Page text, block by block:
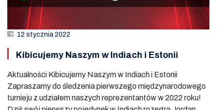
12 stycznia 2022
Kibicujemy Naszym w Indiach i Estonii
Aktualności Kibicujemy Naszym w Indiach i Estonii
Zapraszamy do śledzenia pierwszego międzynarodowego
turnieju z udziałem naszych reprezentantów w 2022 roku!